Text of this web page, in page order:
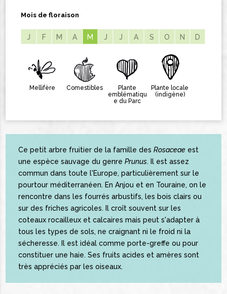
Mois de floraison
J F M A M J J A S O N D
M
Mellifère Comestibles
Plante
emblématiqu
e du Parc
Plante locale
(indigène)
Ce petit arbre fruitier de la famille desRosaceae est
une espèce sauvage du genrePrunus. Il est assez
commun dans toute l'Europe, particulièrement sur le
pourtour méditerranéen. En Anjou et en Touraine, on le
rencontre dans les fourrés arbustifs, les bois clairs ou
sur des friches agricoles. Il croît souvent sur les
coteaux rocailleux et calcaires mais peut s'adapter à
tous les types de sols, ne craignant ni le froid ni la
sécheresse. Il est idéal comme porte-greffe ou pour
constituer une haie. Ses fruits acides et amères sont
très appréciés par les oiseaux.